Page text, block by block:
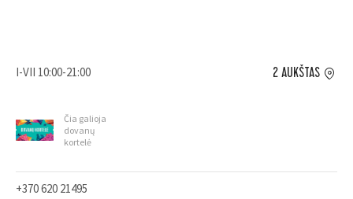
I-VII 10:00-21:00
Čia galioja
dovanų
kortelė
+370 620 21495
2 AUKŠTAS